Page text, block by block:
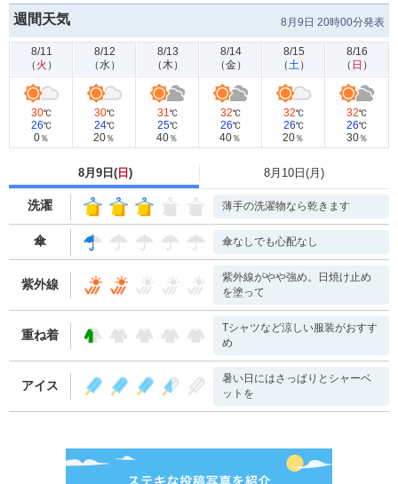
週間天気 8月9日 20時00分発表
8/11
（ 火 ）
8/12
（水）
8/13
（木）
8/14
（金）
8/15
（土）
8/16
（ 日 ）
30℃
26℃
0％
30℃
24℃
20％
31℃
25℃
40％
32℃
26℃
40％
32℃
26℃
20％
32℃
26℃
30％
8月9日(日 ) 8月10日(月 )
洗濯 薄手の洗濯物なら乾きます
傘 傘なしでも心配なし
紫外線
紫外線がやや強め。日焼け止め
を塗って
重ね着
Tシャツなど涼しい服装がおすす
め
アイス
暑い日にはさっぱりとシャーベ
ットを